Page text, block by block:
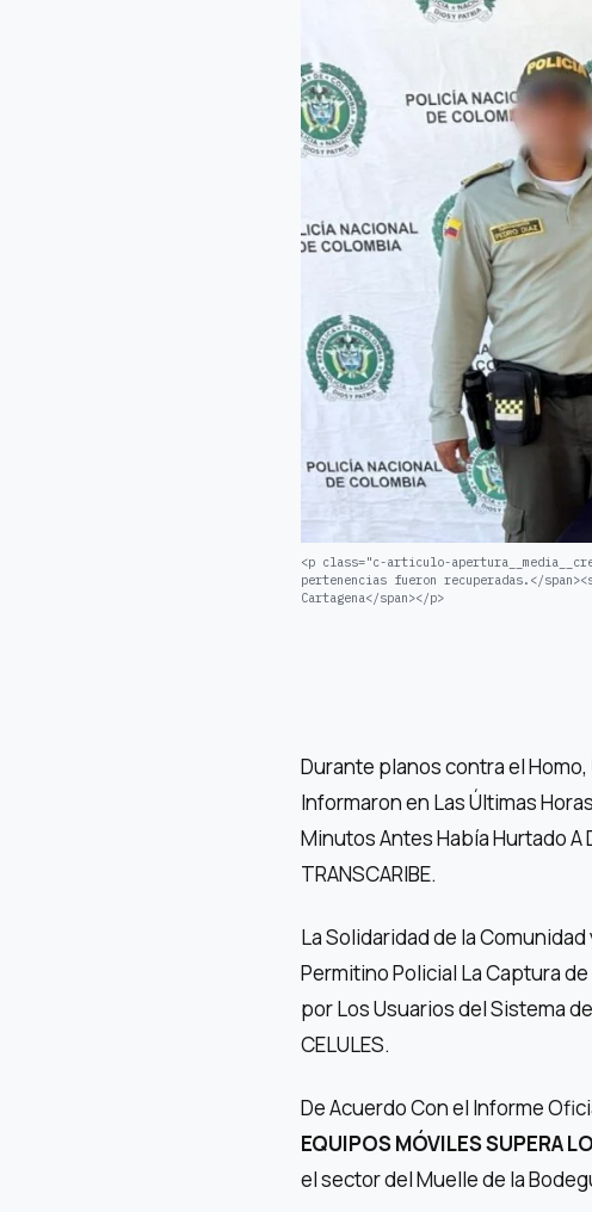
<p class="c-articulo-
pertenencias fueron recuperadas.</
Cartagena</span></p>
Durante planos contra el Homo,
Informaron en Las Últimas
Minutos Antes Había Hurtado A
TRANSCARIBE.
La Solidaridad de la
Permitino Policial La Captura de
por Los Usuarios del Sistema de
CELULES.
De Acuerdo Con el Informe
EQUIPOS MÓVILES SUPERA
el sector del Muelle de la